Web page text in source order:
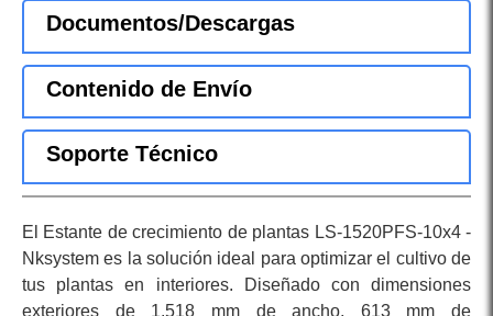
Documentos/Descargas
Contenido de Envío
Soporte Técnico
El Estante de crecimiento de plantas LS-1520PFS-10x4 -
Nksystem es la solución ideal para optimizar el cultivo de
tus plantas en interiores. Diseñado con dimensiones
exteriores de 1.518 mm de ancho, 613 mm de